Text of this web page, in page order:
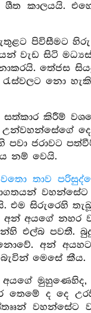
ශීත කාලයයි.
පිවිසීමට
වැඩ සිටි
තේජස
නො
සත්කාර කිරීම්
ජරාවට
නම් වෙයි.
තාව
එම සිරුරෙහි
අයගේ නහර
එල්බ පවතී.
අන්
මෙසේ කීය.
තෙමේ ද දෙ
වහන්සේට